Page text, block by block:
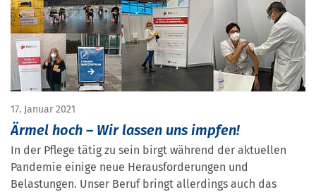
17. Januar 2021
Ärmel hoch – Wir lassen uns impfen!
In der Pflege tätig zu sein birgt während der aktuellen
Pandemie einige neue Herausforderungen und
Belastungen. Unser Beruf bringt allerdings auch das